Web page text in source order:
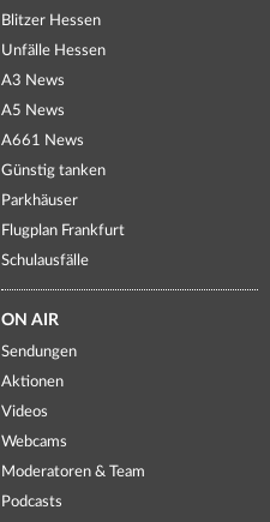
Blitzer Hessen
Unfälle Hessen
A3 News
A5 News
A661 News
Günstig tanken
Parkhäuser
Flugplan Frankfurt
Schulausfälle
ON AIR
Sendungen
Aktionen
Videos
Webcams
Moderatoren & Team
Podcasts